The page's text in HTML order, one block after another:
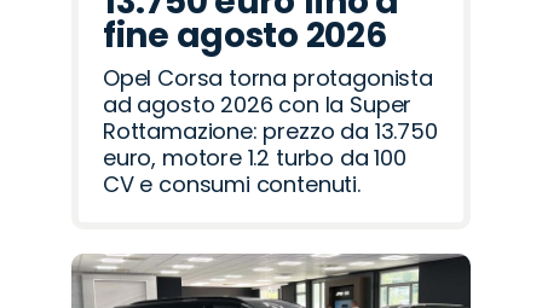
fine agosto 2026
Opel Corsa torna protagonista
ad agosto 2026 con la Super
Rottamazione: prezzo da 13.750
euro, motore 1.2 turbo da 100
CV e consumi contenuti.